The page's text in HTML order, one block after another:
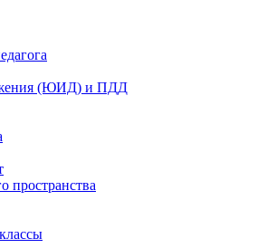
(ЮИД) и ПДД
пространства